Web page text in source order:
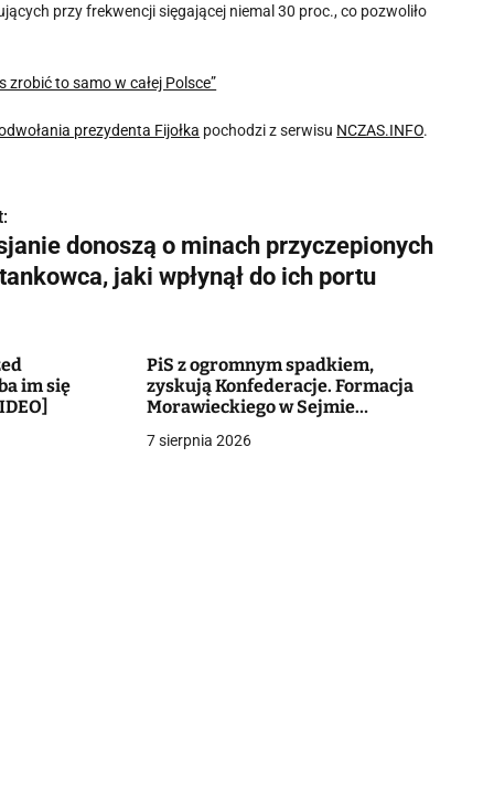
przy frekwencji sięgającej niemal 30 proc., co pozwoliło
zrobić to samo w całej Polsce”
prezydenta Fijołka pochodzi z serwisu NCZAS.INFO.
donoszą o minach przyczepionych
jaki wpłynął do ich portu
im się
PiS z ogromnym spadkiem,
zyskują Konfederacje. Formacja
Morawieckiego w Sejmie
7 sierpnia 2026